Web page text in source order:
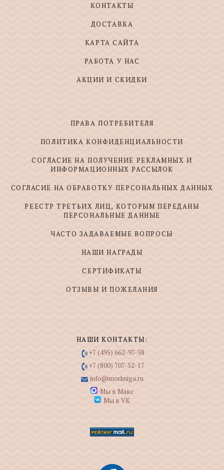
КОНТАКТЫ
ДОСТАВКА
КАРТА САЙТА
РАБОТА У НАС
АКЦИИ И СКИДКИ
ПРАВА ПОТРЕБИТЕЛЯ
ПОЛИТИКА КОНФИДЕНЦИАЛЬНОСТИ
СОГЛАСИЕ НА ПОЛУЧЕНИЕ РЕКЛАМНЫХ И
ИНФОРМАЦИОННЫХ РАССЫЛОК
СОГЛАСИЕ НА ОБРАБОТКУ ПЕРСОНАЛЬНЫХ ДАННЫХ
РЕЕСТР ТРЕТЬИХ ЛИЦ, КОТОРЫМ ПЕРЕДАНЫ
ПЕРСОНАЛЬНЫЕ ДАННЫЕ
ЧАСТО ЗАДАВАЕМЫЕ ВОПРОСЫ
НАШИ НАГРАДЫ
СЕРТИФИКАТЫ
ОТЗЫВЫ И ПОЖЕЛАНИЯ
НАШИ КОНТАКТЫ:
+7 (495) 662-97-58
+7 (800) 707-52-17
info@morkniga.ru
Мы в Макс
Мы в VK